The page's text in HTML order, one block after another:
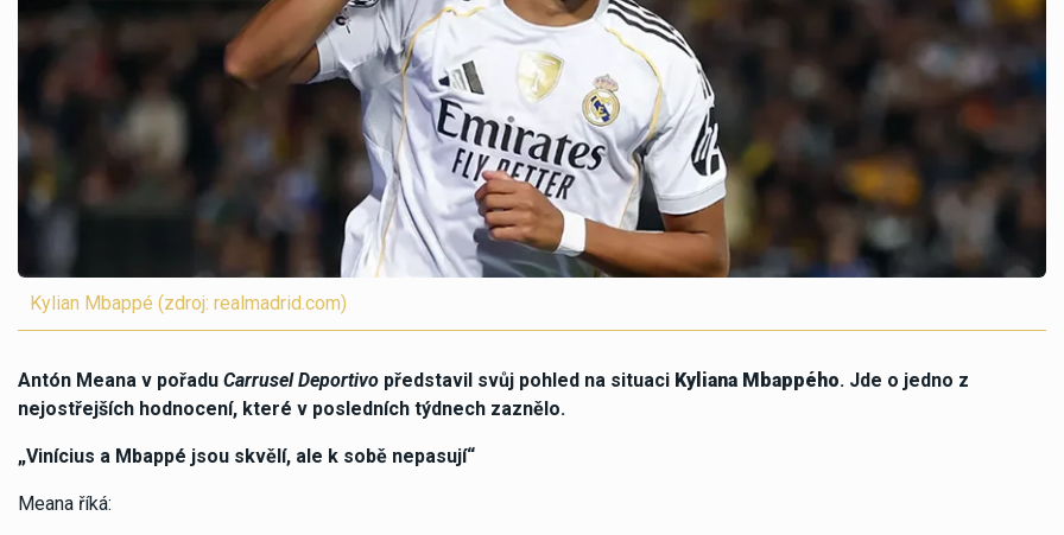
Kylian Mbappé (zdroj: realmadrid.com)
Antón Meana v pořadu Carrusel Deportivo představil svůj pohled na situaci Kyliana Mbappého. Jde o jedno z
nejostřejších hodnocení, které v posledních týdnech zaznělo.
„Vinícius a Mbappé jsou skvělí, ale k sobě nepasují“
Meana říká: